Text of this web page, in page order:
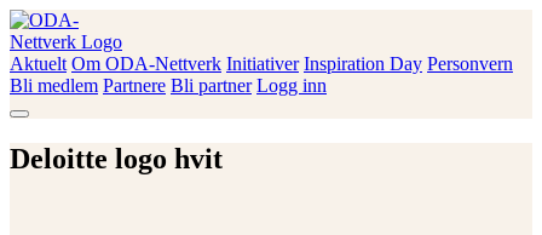
Skip
to
content
ODA-Nettverk
Aktuelt Om ODA-Nettverk Initiativer Inspiration Day Personvern
Bli medlem Partnere Bli partner Logg inn
Deloitte logo hvit